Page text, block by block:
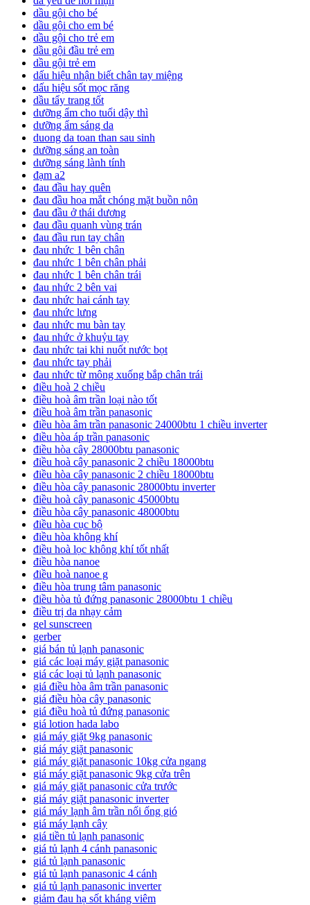
dầu gội cho bé
dầu gội cho em bé
dầu gội cho trẻ em
dầu gội đầu trẻ em
dầu gội trẻ em
dấu hiệu nhận biết chân tay miệng
dấu hiệu sốt mọc răng
dầu tẩy trang tốt
dưỡng ẩm cho tuổi dậy thì
dưỡng ẩm sáng da
duong da toan than sau sinh
dưỡng sáng an toàn
dưỡng sáng lành tính
đạm a2
đau đầu hay quên
đau đầu hoa mắt chóng mặt buồn nôn
đau đầu ở thái dương
đau đầu quanh vùng trán
đau đầu run tay chân
đau nhức 1 bên chân
đau nhức 1 bên chân phải
đau nhức 1 bên chân trái
đau nhức 2 bên vai
đau nhức hai cánh tay
đau nhức lưng
đau nhức mu bàn tay
đau nhức ở khuỷu tay
đau nhức tai khi nuốt nước bọt
đau nhức tay phải
đau nhức từ mông xuống bắp chân trái
điều hoà 2 chiều
điều hoà âm trần loại nào tốt
điều hoà âm trần panasonic
điều hòa âm trần panasonic 24000btu 1 chiều inverter
điều hòa áp trần panasonic
điều hòa cây 28000btu panasonic
điều hoà cây panasonic 2 chiều 18000btu
điều hòa cây panasonic 2 chiều 18000btu
điều hòa cây panasonic 28000btu inverter
điều hoà cây panasonic 45000btu
điều hòa cây panasonic 48000btu
điều hòa cục bộ
điều hòa không khí
điều hoà lọc không khí tốt nhất
điều hòa nanoe
điều hoà nanoe g
điều hòa trung tâm panasonic
điều hòa tủ đứng panasonic 28000btu 1 chiều
điều trị da nhạy cảm
gel sunscreen
gerber
giá bán tủ lạnh panasonic
giá các loại máy giặt panasonic
giá các loại tủ lạnh panasonic
giá điều hòa âm trần panasonic
giá điều hòa cây panasonic
giá điều hoà tủ đứng panasonic
giá lotion hada labo
giá máy giặt 9kg panasonic
giá máy giặt panasonic
giá máy giặt panasonic 10kg cửa ngang
giá máy giặt panasonic 9kg cửa trên
giá máy giặt panasonic cửa trước
giá máy giặt panasonic inverter
giá máy lạnh âm trần nối ống gió
giá máy lạnh cây
giá tiền tủ lạnh panasonic
giá tủ lạnh 4 cánh panasonic
giá tủ lạnh panasonic
giá tủ lạnh panasonic 4 cánh
giá tủ lạnh panasonic inverter
giảm đau hạ sốt kháng viêm